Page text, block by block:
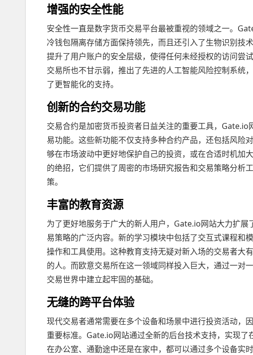
增强的安全性能
安全性一直是数字货币交易平台最被重视的领域之一。
冷钱包隔离存储方面保持领先，而且还引入了生物识别技
提升了用户账户的安全层级，使得任何未经授权的访问尝
交易所也不甘示弱，推出了先进的人工智能风险控制系统
了更智能化的支持。
创新的合约交易功能
交易合约是加密货币投资者日益关注的重要工具，
易功能。这些新功能不仅支持多种合约产品，还包括风险
够在市场波动中更好地保护自己的投资，或在合适时机加
的绝招，它们提供了周密的市场研究报告和交易策略分析
策。
丰富的教育资源
为了更好地服务于广大的新人用户，Gate.io网站大力扩
易策略的广泛内容。新的学习模块中包括了交互式课程和
操作和工具使用。这种教育支持无疑对新入场的交易者大
的人。而欧意交易所在这一领域同样投入巨大，通过一对
交易世界中建立起牢固的基础。
无缝的跨平台体验
现代交易者通常需要在多个设备和场景中进行投资活动，
重要标准。Gate.io网站通过全新的后台技术支持，实现
在办公室、通勤途中还是在家中，都可以通过多个设备实